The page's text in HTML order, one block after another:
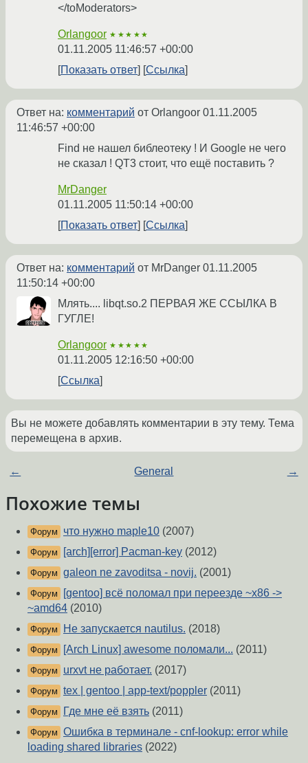
</toModerators>
Orlangoor ★★★★★
01.11.2005 11:46:57 +00:00
Показать ответ
Ссылка
Ответ на: комментарий от Orlangoor 01.11.2005
11:46:57 +00:00
Find не нашел библеотеку ! И Google не чего
не сказал ! QT3 стоит, что ещё поставить ?
MrDanger
01.11.2005 11:50:14 +00:00
Показать ответ
Ссылка
Ответ на: комментарий от MrDanger 01.11.2005
11:50:14 +00:00
Млять.... libqt.so.2 ПЕРВАЯ ЖЕ ССЫЛКА В
ГУГЛЕ!
Orlangoor ★★★★★
01.11.2005 12:16:50 +00:00
Ссылка
Вы не можете добавлять комментарии в эту тему. Тема
перемещена в архив.
← General →
Похожие темы
Форум что нужно maple10 (2007)
Форум [arch][error] Pacman-key (2012)
Форум galeon ne zavoditsa - novij. (2001)
Форум
[gentoo] всё поломал при переезде ~x86 ->
~amd64 (2010)
Форум Не запускается nautilus. (2018)
Форум [Arch Linux] awesome поломали... (2011)
Форум urxvt не работает. (2017)
Форум tex | gentoo | app-text/poppler (2011)
Форум Где мне её взять (2011)
Форум Ошибка в терминале - cnf-lookup: error while
loading shared libraries (2022)